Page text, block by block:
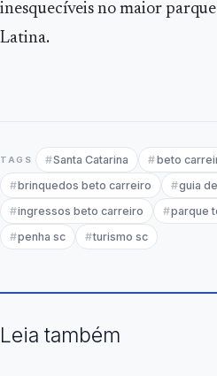
inesquecíveis no maior
Latina.
TAGS Santa Catarina
beto
brinquedos beto carreiro
guia
ingressos beto carreiro
parque
penha sc
turismo sc
Leia também